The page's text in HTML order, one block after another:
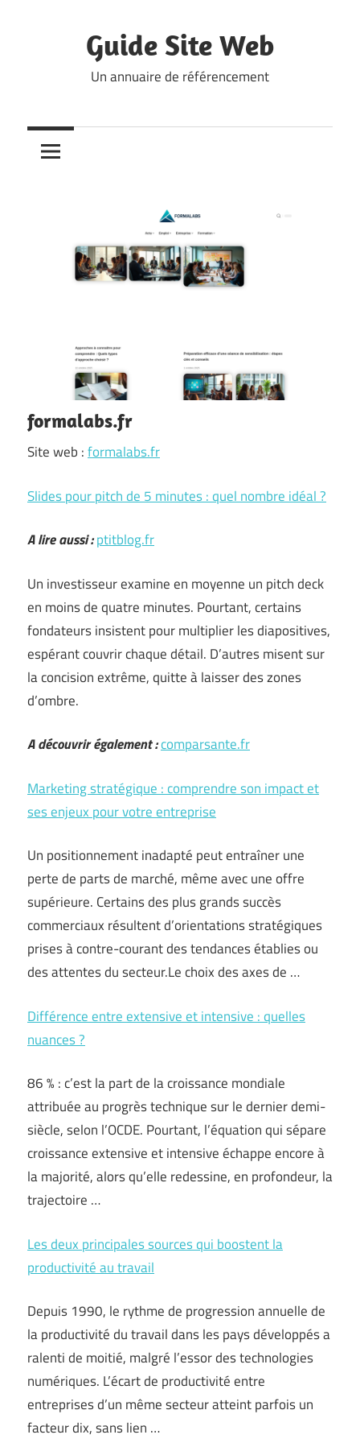
Guide Site Web
Un annuaire de référencement
formalabs.fr
Site web :formalabs.fr
Slides pour pitch de 5 minutes : quel nombre idéal ?
A lire aussi :ptitblog.fr
Un investisseur examine en moyenne un pitch deck
en moins de quatre minutes. Pourtant, certains
fondateurs insistent pour multiplier les diapositives,
espérant couvrir chaque détail. D’autres misent sur
la concision extrême, quitte à laisser des zones
d’ombre.
A découvrir également :comparsante.fr
Marketing stratégique : comprendre son impact et
ses enjeux pour votre entreprise
Un positionnement inadapté peut entraîner une
perte de parts de marché, même avec une offre
supérieure. Certains des plus grands succès
commerciaux résultent d’orientations stratégiques
prises à contre-courant des tendances établies ou
des attentes du secteur.Le choix des axes de …
Différence entre extensive et intensive : quelles
nuances ?
86 % : c’est la part de la croissance mondiale
attribuée au progrès technique sur le dernier demi-
siècle, selon l’OCDE. Pourtant, l’équation qui sépare
croissance extensive et intensive échappe encore à
la majorité, alors qu’elle redessine, en profondeur, la
trajectoire …
Les deux principales sources qui boostent la
productivité au travail
Depuis 1990, le rythme de progression annuelle de
la productivité du travail dans les pays développés a
ralenti de moitié, malgré l’essor des technologies
numériques. L’écart de productivité entre
entreprises d’un même secteur atteint parfois un
facteur dix, sans lien …